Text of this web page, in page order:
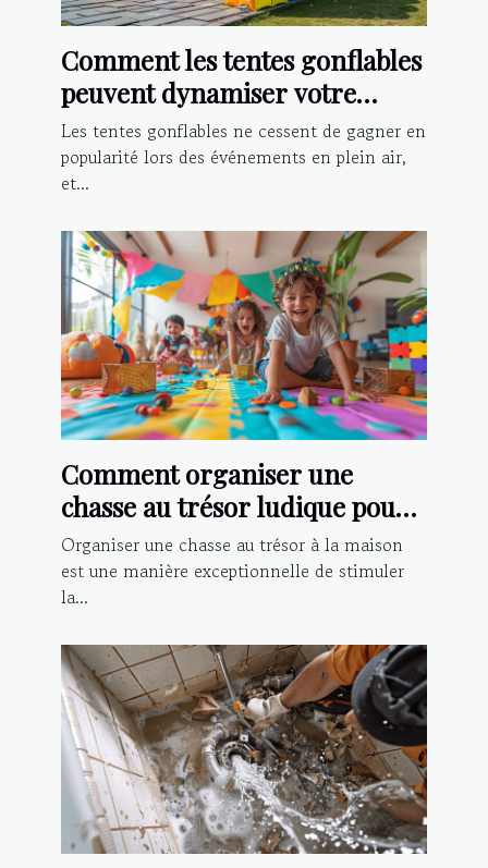
Comment les tentes gonflables
peuvent dynamiser votre
présence lors d'événements
Les tentes gonflables ne cessent de gagner en
popularité lors des événements en plein air,
et...
Comment organiser une
chasse au trésor ludique pour
enfants à la maison
Organiser une chasse au trésor à la maison
est une manière exceptionnelle de stimuler
la...